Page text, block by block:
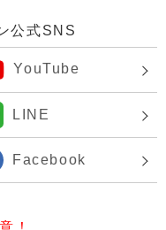
公式SNS
YouTube
LINE
Facebook
！